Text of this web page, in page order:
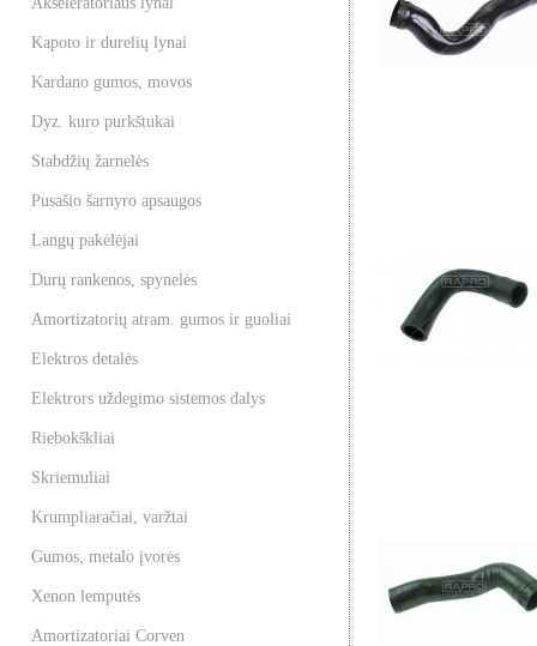
Kapoto ir durelių lynai
Kardano gumos, movos
Dyz. kuro purkštukai
Stabdžių žarnelės
Pusašio šarnyro apsaugos
Langų pakėlėjai
Durų rankenos, spynelės
Amortizatorių atram. gumos ir guoliai
Elektros detalės
Elektrors uždegimo sistemos dalys
Riebokškliai
Skriemuliai
Krumpliaračiai, varžtai
Gumos, metalo įvorės
Xenon lemputės
Amortizatoriai Corven